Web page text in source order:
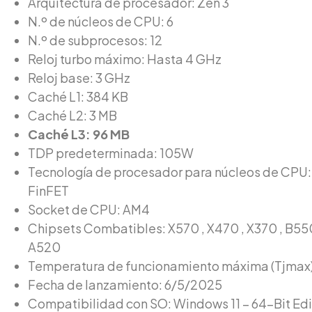
N.º de núcleos de CPU: 6
N.º de subprocesos: 12
Reloj turbo máximo: Hasta 4 GHz
Reloj base: 3 GHz
Caché L1: 384 KB
Caché L2: 3 MB
Caché L3: 96 MB
TDP predeterminada: 105W
Tecnología de procesador para núcleos de CPU:
FinFET
Socket de CPU: AM4
Chipsets Combatibles: X570 , X470 , X370 ,
A520
Temperatura de funcionamiento máxima
Fecha de lanzamiento: 6/5/2025
Compatibilidad con SO: Windows 11 – 64-Bit